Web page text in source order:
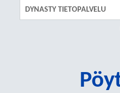
DYNASTY TIETOPALVELU